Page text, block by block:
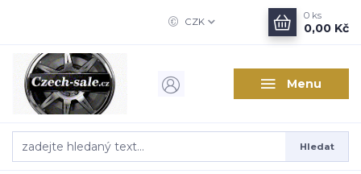
Menu
CZK
Hledat
0 ks
0,00 Kč